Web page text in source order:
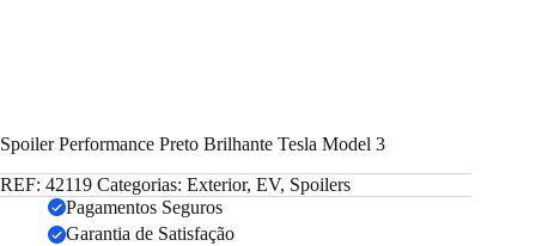
Spoiler Performance Preto Brilhante Tesla Model 3
REF: 42119 Categorias: Exterior, EV, Spoilers
Pagamentos Seguros
Garantia de Satisfação